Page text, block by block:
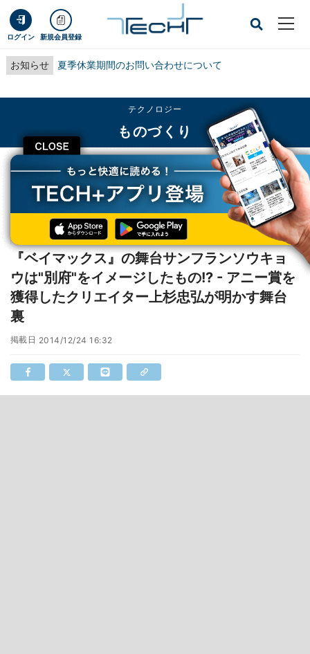
ログイン 新規会員登録
お知らせ 夏季休業期間のお問い合わせについて
CLOSE
テクノロジー
ものづくり
TECH+ テクノロジー
ものづくり
『ベイマックス』の舞台サンフランソウキョウは"別府"をイメージしたもの!? -
アニー賞を獲得したクリエイター上杉忠弘が明かす舞台裏
インタビュー
『ベイマックス』の舞台サンフランソウキョ
ウは"別府"をイメージしたもの!? - アニー賞を
獲得したクリエイター上杉忠弘が明かす舞台
裏
掲載日 2014/12/24 16:32